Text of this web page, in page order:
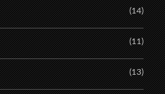
(14)
(11)
(13)